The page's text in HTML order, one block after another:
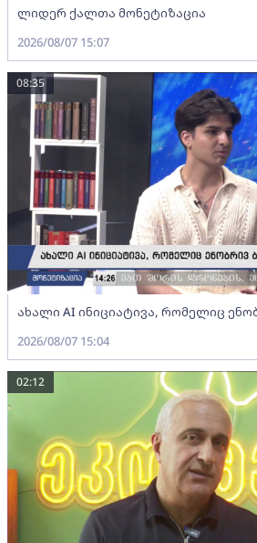
ლიდერ ქალთა მონეტიზაცია
2026/08/07 15:07
ახალი AI ინიციატივა, რომელიც
08:35
2026/08/07 15:04
02:12